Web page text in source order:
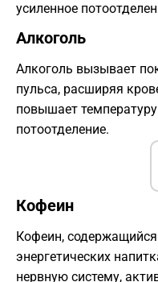
усиленное
Алкоголь
Алкоголь вызывает
пульса, расширяя
повышает
потоотделение.
Кофеин
Кофеин,
энергетических
нервную систему,